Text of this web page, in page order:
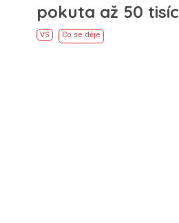
pokuta až 50 tisíc
VS Co se děje